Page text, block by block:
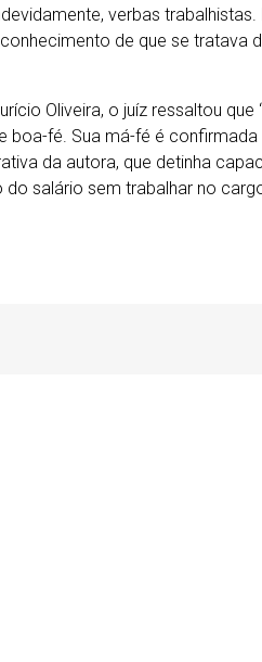
verbas
de que se tratava
Oliveira, o juíz ressaltou
boa-fé. Sua má-fé é
da autora, que detinha
salário sem trabalhar no